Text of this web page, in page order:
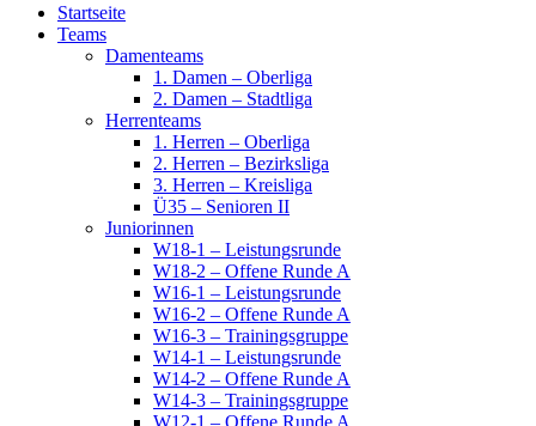
Startseite
Teams
Damenteams
1. Damen – Oberliga
2. Damen – Stadtliga
Herrenteams
1. Herren – Oberliga
2. Herren – Bezirksliga
3. Herren – Kreisliga
Ü35 – Senioren II
Juniorinnen
W18-1 – Leistungsrunde
W18-2 – Offene Runde A
W16-1 – Leistungsrunde
W16-2 – Offene Runde A
W16-3 – Trainingsgruppe
W14-1 – Leistungsrunde
W14-2 – Offene Runde A
W14-3 – Trainingsgruppe
W12-1 – Offene Runde A